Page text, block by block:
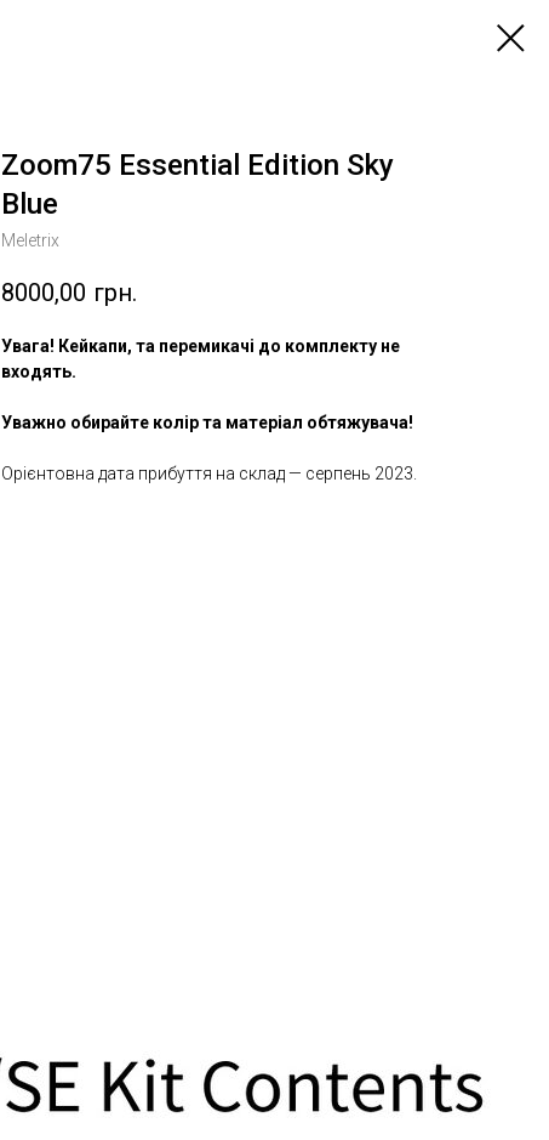
Zoom75 Essential Edition Sky
Blue
Meletrix
8000,00 грн.
Увага! Кейкапи, та перемикачі до комплекту не
входять.
Уважно обирайте колір та матеріал обтяжувача!
Орієнтовна дата прибуття на склад — серпень 2023.